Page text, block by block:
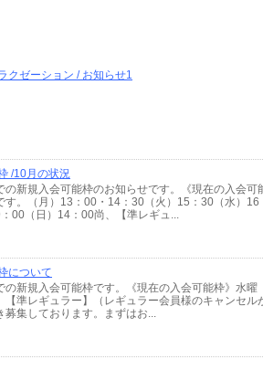
クゼーション / お知らせ1
/10月の状況
の新規入会可能枠のお知らせです。《現在の入会
す。（月）13：00・14：30（火）15：30（水）
：00（日）14：00尚、【準レギュ...
について
の新規入会可能枠です。《現在の入会可能枠》水
【準レギュラー】（レギュラー会員様のキャンセル
募集しております。まずはお...